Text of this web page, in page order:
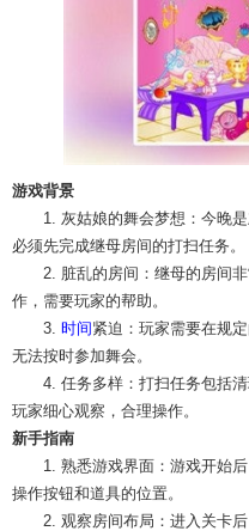
游戏背景
1. 灰姑娘的舞会梦想：今晚
必须先完成继母房间的打扫任务。
2. 脏乱的房间：继母的房间
作，需要玩家的帮助。
3. 时间紧迫：玩家需要在规
无法按时参加舞会。
4. 任务多样：打扫任务包括
玩家细心观察，合理操作。
新手指南
1. 熟悉游戏界面：游戏开始
操作按钮和道具的位置。
2. 观察房间布局：进入关卡